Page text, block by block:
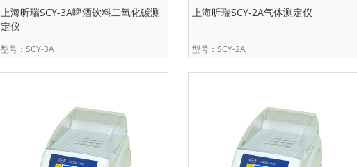
上海昕瑞SCY-3A啤酒饮料二氧化碳测
定仪
型号：SCY-3A
上海昕瑞SCY-2A气体测定仪
型号：SCY-2A